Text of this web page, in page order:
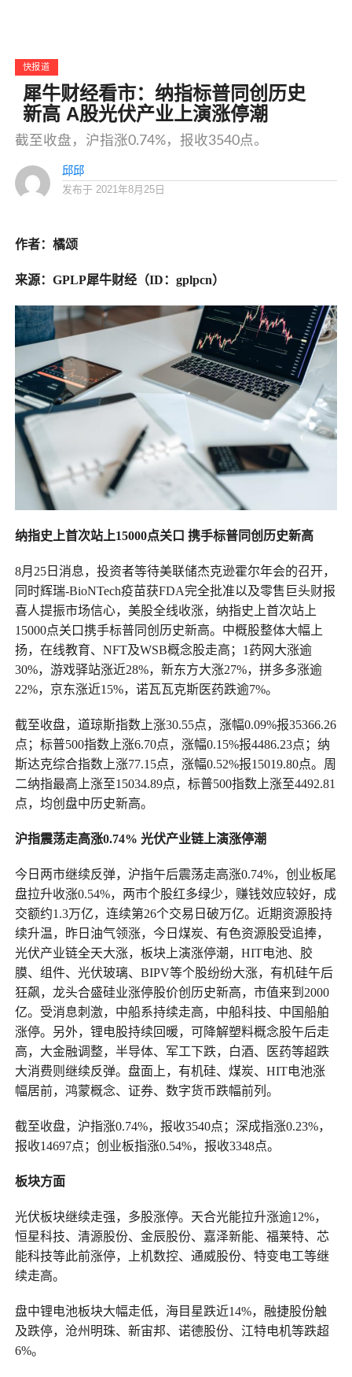
快报道
犀牛财经看市：纳指标普同创历史
新高 A股光伏产业上演涨停潮
截至收盘，沪指涨0.74%，报收3540点。
邱邱
发布于 2021年8月25日
作者：橘颂
来源：GPLP犀牛财经（ID：gplpcn）
纳指史上首次站上15000点关口 携手标普同创历史新高
8月25日消息，投资者等待美联储杰克逊霍尔年会的召开，
同时辉瑞-BioNTech疫苗获FDA完全批准以及零售巨头财报
喜人提振市场信心，美股全线收涨，纳指史上首次站上
15000点关口携手标普同创历史新高。中概股整体大幅上
扬，在线教育、NFT及WSB概念股走高；1药网大涨逾
30%，游戏驿站涨近28%，新东方大涨27%，拼多多涨逾
22%，京东涨近15%，诺瓦瓦克斯医药跌逾7%。
截至收盘，道琼斯指数上涨30.55点，涨幅0.09%报35366.26
点；标普500指数上涨6.70点，涨幅0.15%报4486.23点；纳
斯达克综合指数上涨77.15点，涨幅0.52%报15019.80点。周
二纳指最高上涨至15034.89点，标普500指数上涨至4492.81
点，均创盘中历史新高。
沪指震荡走高涨0.74% 光伏产业链上演涨停潮
今日两市继续反弹，沪指午后震荡走高涨0.74%，创业板尾
盘拉升收涨0.54%，两市个股红多绿少，赚钱效应较好，成
交额约1.3万亿，连续第26个交易日破万亿。近期资源股持
续升温，昨日油气领涨，今日煤炭、有色资源股受追捧，
光伏产业链全天大涨，板块上演涨停潮，HIT电池、胶
膜、组件、光伏玻璃、BIPV等个股纷纷大涨，有机硅午后
狂飙，龙头合盛硅业涨停股价创历史新高，市值来到2000
亿。受消息刺激，中船系持续走高，中船科技、中国船舶
涨停。另外，锂电股持续回暖，可降解塑料概念股午后走
高，大金融调整，半导体、军工下跌，白酒、医药等超跌
大消费则继续反弹。盘面上，有机硅、煤炭、HIT电池涨
幅居前，鸿蒙概念、证券、数字货币跌幅前列。
截至收盘，沪指涨0.74%，报收3540点；深成指涨0.23%，
报收14697点；创业板指涨0.54%，报收3348点。
板块方面
光伏板块继续走强，多股涨停。天合光能拉升涨逾12%，
恒星科技、清源股份、金辰股份、嘉泽新能、福莱特、芯
能科技等此前涨停，上机数控、通威股份、特变电工等继
续走高。
盘中锂电池板块大幅走低，海目星跌近14%，融捷股份触
及跌停，沧州明珠、新宙邦、诺德股份、江特电机等跌超
6%。